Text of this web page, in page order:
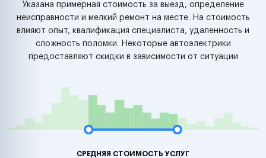
Указана примерная стоимость за выезд, определение
неисправности и мелкий ремонт на месте. На стоимость
влияют опыт, квалификация специалиста, удаленность и
сложность поломки. Некоторые автоэлектрики
предоставляют скидки в зависимости от ситуации
СРЕДНЯЯ СТОИМОСТЬ УСЛУГ